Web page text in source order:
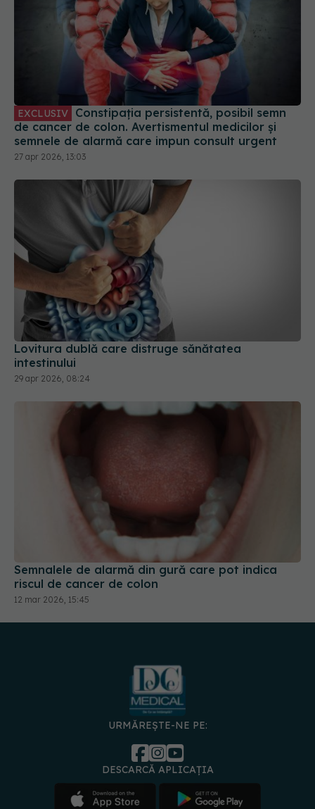
de cancer de colon. Avertismentul medicilor și
semnele de alarmă care impun consult urgent
27 apr 2026, 13:03
Lovitura dublă care distruge sănătatea
intestinului
29 apr 2026, 08:24
Semnalele de alarmă din gură care pot indica
riscul de cancer de colon
URMĂREȘTE-NE PE:
DESCARCĂ APLICAȚIA
Politica de
confidențialitate
Cookies
Gestionați
preferințele